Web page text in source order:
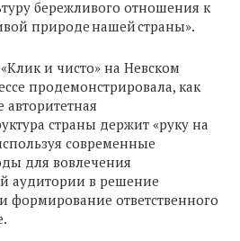
бережливого отношения к
природе нашей страны».
и чисто» на Невском
продемонстрировала, как
страны держит «руку на
современные
для вовлечения
аудитории в решение
формирование ответственного